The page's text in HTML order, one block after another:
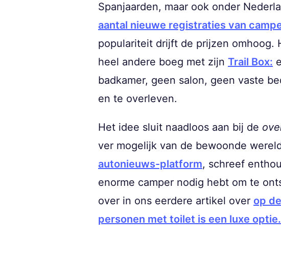
Spanjaarden, maar ook onder
aantal nieuwe registraties van
populariteit drijft de prijzen omhoog.
heel andere boeg met zijn Trail Box:
badkamer, geen salon, geen vaste
en te overleven.
Het idee sluit naadloos aan bij de
ver mogelijk van de bewoonde
autonieuws-platform, schreef
enorme camper nodig hebt om te
over in ons eerdere artikel over op
personen met toilet is een luxe optie.